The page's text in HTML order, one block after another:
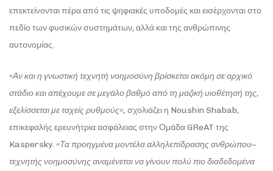
επεκτείνονται πέρα από τις ψηφιακές υποδομές και εισέρχονται στο
πεδίο των φυσικών συστημάτων, αλλά και της ανθρώπινης
αυτονομίας.
«Αν και η γνωστική τεχνητή νοημοσύνη βρίσκεται ακόμη σε αρχικό
στάδιο και απέχουμε σε μεγάλο βαθμό από τη μαζική υιοθέτησή της,
εξελίσσεται με ταχείς ρυθμούς», σχολιάζει η Noushin Shabab,
επικεφαλής ερευνήτρια ασφάλειας στην Ομάδα GReAT της
Kaspersky. «Τα προηγμένα μοντέλα αλληλεπίδρασης ανθρώπου–
τεχνητής νοημοσύνης αναμένεται να γίνουν πολύ πιο διαδεδομένα